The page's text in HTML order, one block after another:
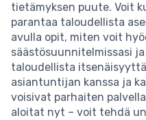
tietämyksen puute. Voit
parantaa taloudellista
avulla opit, miten voit
säästösuunnitelmissasi
taloudellista
asiantuntijan kanssa ja
voisivat parhaiten
aloitat nyt – voit tehdä